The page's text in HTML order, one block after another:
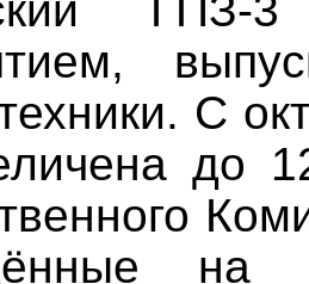
С
до
на